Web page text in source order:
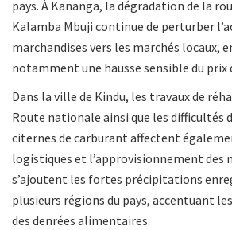
pays. À Kananga, la dégradation de la
Kalamba Mbuji continue de perturber
marchandises vers les marchés locaux,
notamment une hausse sensible du prix
Dans la ville de Kindu, les travaux de
Route nationale ainsi que les difficultés
citernes de carburant affectent
logistiques et l’approvisionnement des
s’ajoutent les fortes précipitations
plusieurs régions du pays, accentuant
des denrées alimentaires.